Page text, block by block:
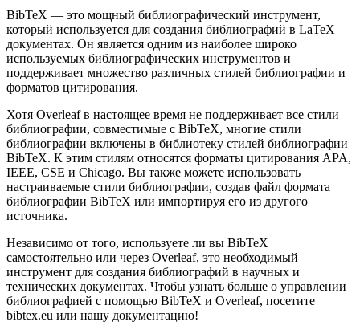
BibTeX — это мощный библиографический инструмент,
который используется для создания библиографий в LaTeX
документах. Он является одним из наиболее широко
используемых библиографических инструментов и
поддерживает множество различных стилей библиографии и
форматов цитирования.
Хотя Overleaf в настоящее время не поддерживает все стили
библиографии, совместимые с BibTeX, многие стили
библиографии включены в библиотеку стилей библиографии
BibTeX. К этим стилям относятся форматы цитирования APA,
IEEE, CSE и Chicago. Вы также можете использовать
настраиваемые стили библиографии, создав файл формата
библиографии BibTeX или импортируя его из другого
источника.
Независимо от того, используете ли вы BibTeX
самостоятельно или через Overleaf, это необходимый
инструмент для создания библиографий в научных и
технических документах. Чтобы узнать больше о управлении
библиографией с помощью BibTeX и Overleaf, посетите
bibtex.eu или нашу документацию!